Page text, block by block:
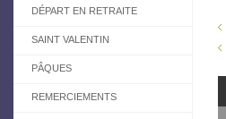
DÉPART EN RETRAITE
SAINT VALENTIN
PÂQUES
REMERCIEMENTS